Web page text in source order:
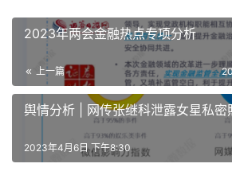
2023年两会金融热点专项分析
上一篇
舆情分析 | 网传张继科泄露女星私密
2023年4月6日 下午8:30